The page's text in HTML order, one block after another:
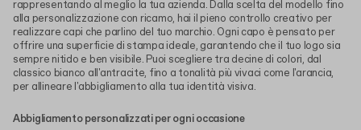
rappresentando al meglio la tua azienda. Dalla scelta del modello fino
alla personalizzazione con ricamo, hai il pieno controllo creativo per
realizzare capi che parlino del tuo marchio. Ogni capo è pensato per
offrire una superficie di stampa ideale, garantendo che il tuo logo sia
sempre nitido e ben visibile. Puoi scegliere tra decine di colori, dal
classico bianco all'antracite, fino a tonalità più vivaci come l'arancia,
per allineare l'abbigliamento alla tua identità visiva.
Abbigliamento personalizzati per ogni occasione